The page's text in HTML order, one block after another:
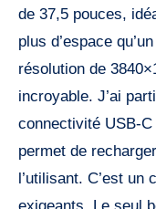
de 37,5 pouces,
plus d’espace
résolution de
incroyable. J’ai
connectivité USB-
permet de
l’utilisant. C’est